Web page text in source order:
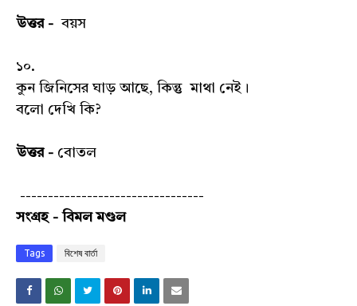
উত্তর -বয়স
১০.
কুন জিনিসের ঘাড় আছে, কিন্তু মাথা নেই।
বলো দেখি কি?
উত্তর - বোতল
---------------------------------
সংগ্রহ - বিমল মণ্ডল
Tags বিশেষ বার্তা